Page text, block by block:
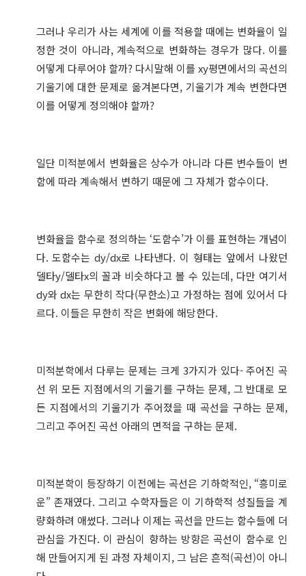
그러나 우리가 사는 세계에 이를 적용할 때에는 변화율이 일
정한 것이 아니라, 계속적으로 변화하는 경우가 많다. 이를
어떻게 다루어야 할까? 다시말해 이를 xy평면에서의 곡선의
기울기에 대한 문제로 옮겨본다면, 기울기가 계속 변한다면
이를 어떻게 정의해야 할까?
일단 미적분에서 변화율은 상수가 아니라 다른 변수들이 변
함에 따라 계속해서 변하기 때문에 그 자체가 함수이다.
변화율을 함수로 정의하는 ‘도함수’가 이를 표현하는 개념이
다. 도함수는 dy/dx로 나타낸다. 이 형태는 앞에서 나왔던
델타y/델타x의 꼴과 비슷하다고 볼 수 있는데, 다만 여기서
dy와 dx는 무한히 작다(무한소)고 가정하는 점에 있어서 다
르다. 이들은 무한히 작은 변화에 해당한다.
미적분학에서 다루는 문제는 크게 3가지가 있다- 주어진 곡
선 위 모든 지점에서의 기울기를 구하는 문제, 그 반대로 모
든 지점에서의 기울기가 주어졌을 때 곡선을 구하는 문제,
그리고 주어진 곡선 아래의 면적을 구하는 문제.
미적분학이 등장하기 이전에는 곡선은 기하학적인, “흥미로
운” 존재였다. 그리고 수학자들은 이 기하학적 성질들을 계
량화하려 애썼다. 그러나 이제는 곡선을 만드는 함수들에 더
관심을 가진다. 이 관심이 향하는 방향은 곡선이 함수로 인
해 만들어지게 된 과정 자체이지, 그 남은 흔적(곡선)이 아니